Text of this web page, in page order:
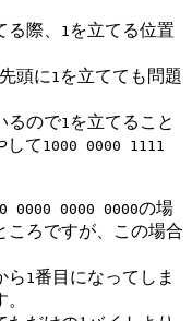
際、 1 を立てる位置
頭に 1 を立てても問題
るので1 を立てること
して 1000 0000 1111
0000 0000 0000の場
ころですが、この場合
ら 1番目になってしま